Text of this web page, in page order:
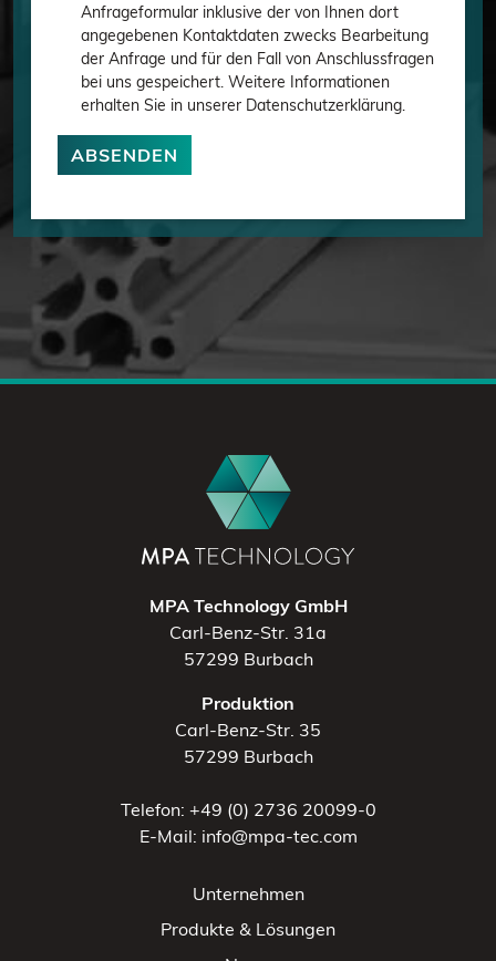
Anfrageformular inklusive der von Ihnen dort
angegebenen Kontaktdaten zwecks Bearbeitung
der Anfrage und für den Fall von Anschlussfragen
bei uns gespeichert. Weitere Informationen
erhalten Sie in unserer Datenschutzerklärung.
MPA Technology GmbH
Carl-Benz-Str. 31a
57299 Burbach
Produktion
Carl-Benz-Str. 35
57299 Burbach
Telefon: +49 (0) 2736 20099-0
E-Mail: info@mpa-tec.com
Unternehmen
Produkte & Lösungen